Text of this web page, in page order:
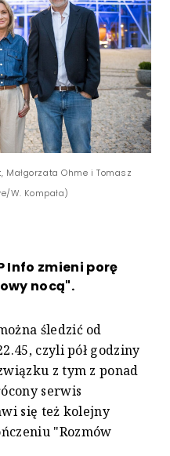
Małgorzata Ohme i Tomasz
W. Kompała)
Info zmieni porę
nocą".
śledzić od
czyli pół godziny
z tym z ponad
serwis
się też kolejny
"Rozmów